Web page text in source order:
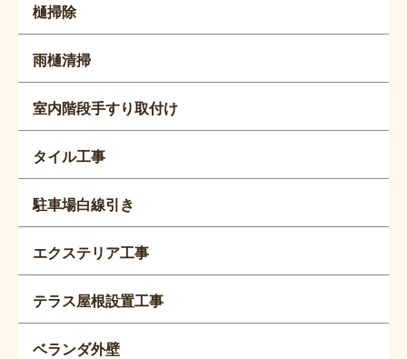
樋掃除
雨樋清掃
室内階段手すり取付け
タイル工事
駐車場白線引き
エクステリア工事
テラス屋根設置工事
ベランダ外壁